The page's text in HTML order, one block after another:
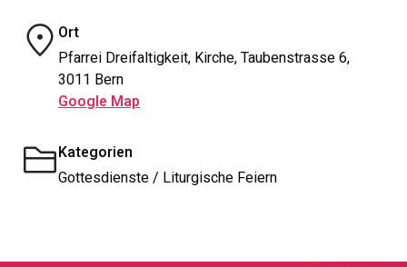
Ort
Pfarrei Dreifaltigkeit, Kirche, Taubenstrasse 6,
3011 Bern
Google Map
Kategorien
Gottesdienste / Liturgische Feiern